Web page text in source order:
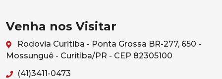
Venha nos Visitar
Rodovia Curitiba - Ponta Grossa BR-277, 650 -
Mossunguê - Curitiba/PR - CEP 82305100
(41)3411-0473